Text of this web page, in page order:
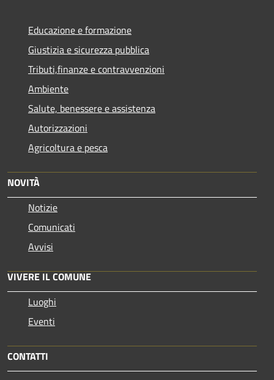
Educazione e formazione
Giustizia e sicurezza pubblica
Tributi,finanze e contravvenzioni
Ambiente
Salute, benessere e assistenza
Autorizzazioni
Agricoltura e pesca
NOVITÀ
Notizie
Comunicati
Avvisi
VIVERE IL COMUNE
Luoghi
Eventi
CONTATTI